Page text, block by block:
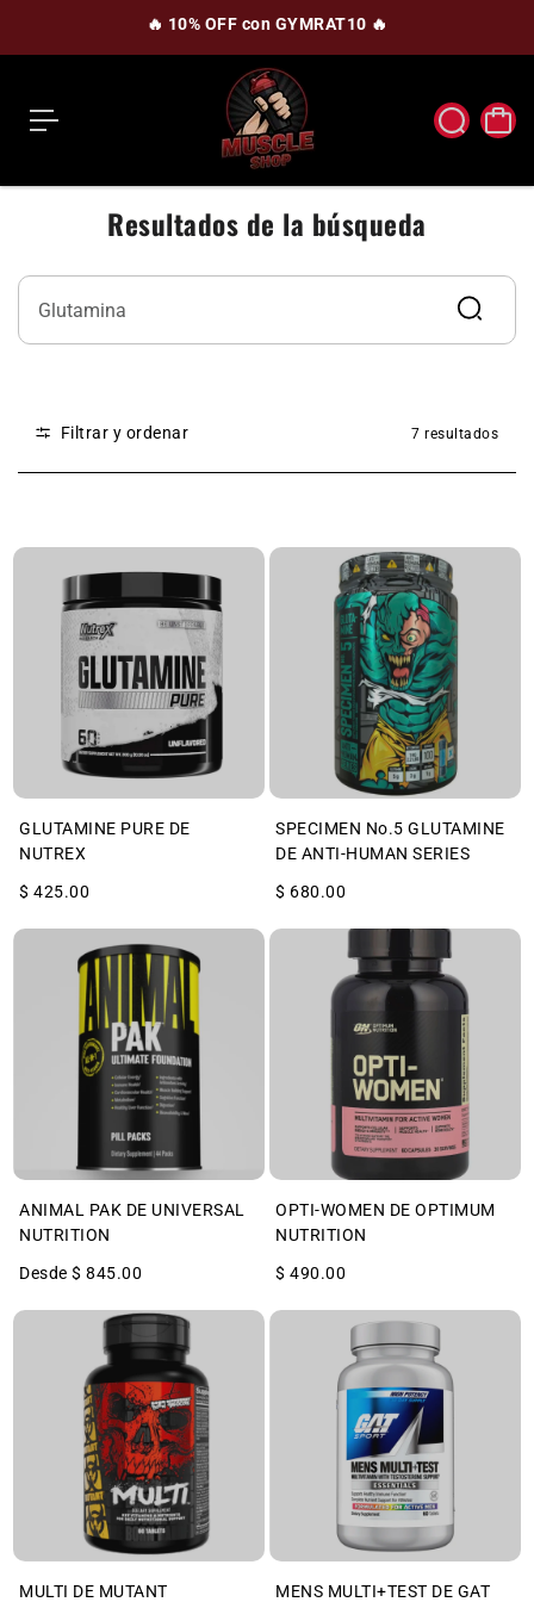
n
d
🔥 10% OFF con GYMRAT10 🔥
Resultados de la búsqueda
Filtrar y ordenar 7 resultados
GLUTAMINE PURE DE
NUTREX
$ 425.00
SPECIMEN No.5 GLUTAMINE
DE ANTI-HUMAN SERIES
$ 680.00
ANIMAL PAK DE UNIVERSAL
NUTRITION
Desde $ 845.00
OPTI-WOMEN DE OPTIMUM
NUTRITION
$ 490.00
MULTI DE MUTANT MENS MULTI+TEST DE GAT